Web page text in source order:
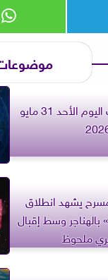
برج الدلو.. حظك اليوم الأحد 31 مايو
يشهد انطلاق
وسط إقبال
ملحوظ